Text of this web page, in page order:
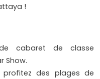
!
cabaret de classe
Show.
profitez des plages de